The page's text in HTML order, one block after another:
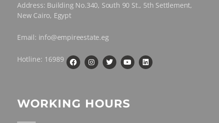
Address: Building No.340, South 90 St., 5th Settlement,
New Cairo, Egypt
Email: info@empireestate.eg
Hotline: 16989
WORKING HOURS